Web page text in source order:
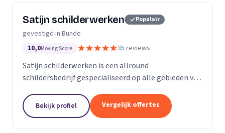
Satijn schilderwerken Populair
gevestigd in Bunde
10,0Moving Score 35 reviews
Satijn schilderwerken is een allround
schildersbedrijf gespecialiseerd op alle gebieden van
bedrijven.
Bekijk profiel Vergelijk offertes